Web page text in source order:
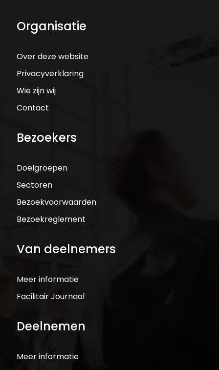
Organisatie
Over deze website
Privacyverklaring
Wie zijn wij
Contact
Bezoekers
Doelgroepen
Sectoren
Bezoekvoorwaarden
Bezoekreglement
Van deelnemers
Meer informatie
Facilitair Journaal
Deelnemen
Meer informatie